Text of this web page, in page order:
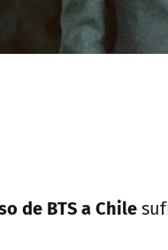
de BTS a Chile